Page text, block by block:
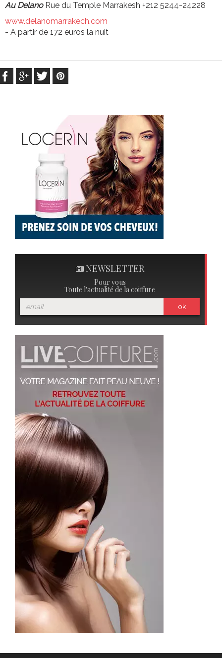
Au DelanoRue du Temple Marrakesh +212 5244-24228
www.delanomarrakech.com
- A partir de 172 euros la nuit
NEWSLETTER
Pour vous
Toute l'actualité de la coiffure
ok